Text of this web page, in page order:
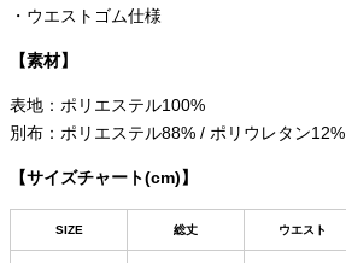
・ウエストゴム仕様
【素材】
表地：ポリエステル100%
別布：ポリエステル88% / ポリウレタン12%
【サイズチャート(cm)】
SIZE 総丈 ウエスト